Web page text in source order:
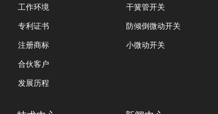
工作环境
专利证书
注册商标
合伙客户
发展历程
干簧管开关
防倾倒微动开关
小微动开关